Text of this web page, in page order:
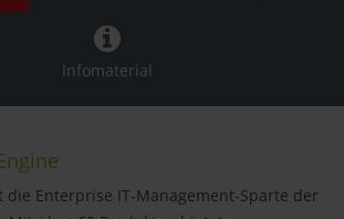
Infomaterial
die Enterprise IT-Management-Sparte der